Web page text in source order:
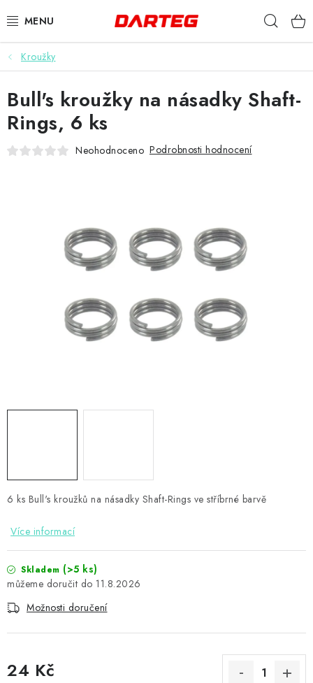
na
ŠIPKY
TERČE
DOPLŇKY K TERČI
PŘÍSLUŠENSTVÍ
Kontakty Hodnocení obchodu
Kroužky
6 ks Bull's kroužků na násadky Shaft-Rings ve stříbrné barvě
Více informací
Skladem (>5 ks)
11.8.2026
Možnosti doručení
24 Kč
Bull's kroužky na násadky Shaft-
Rings, 6 ks
Neohodnoceno Podrobnosti hodnocení